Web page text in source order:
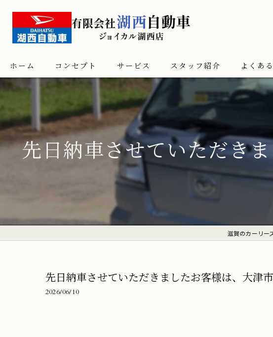
ホーム コンセプト サービス スタッフ紹介 よくあ
先日納車させていただき
滋賀のカーリー
先日納車させていただきましたお客様は、大津
2026/06/10